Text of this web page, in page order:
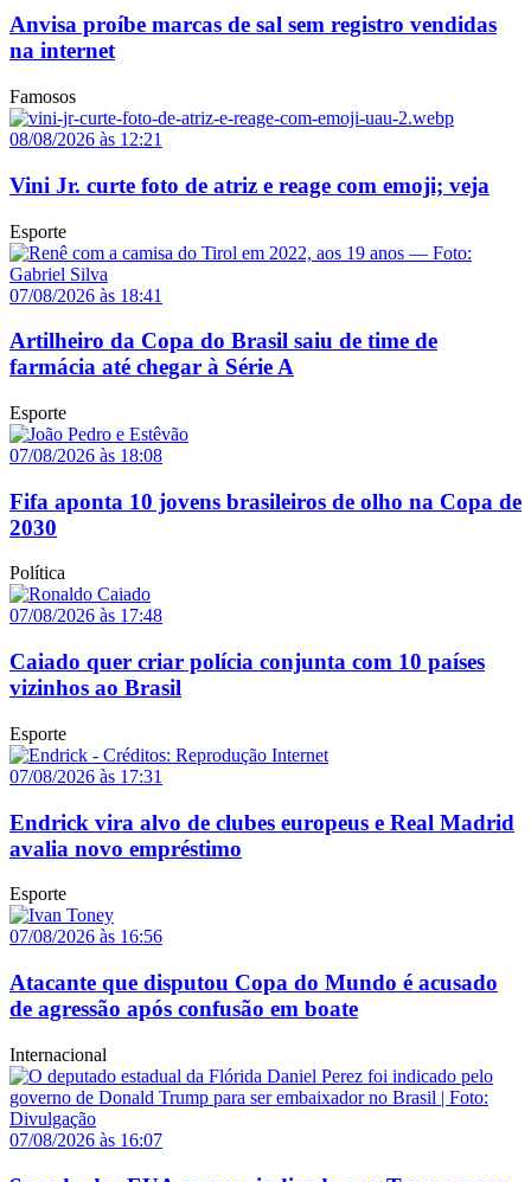
Anvisa proíbe marcas de sal sem registro vendidas
na internet
Famosos
08/08/2026 às 12:21
Vini Jr. curte foto de atriz e reage com emoji; veja
Esporte
07/08/2026 às 18:41
Artilheiro da Copa do Brasil saiu de time de
farmácia até chegar à Série A
Esporte
07/08/2026 às 18:08
Fifa aponta 10 jovens brasileiros de olho na Copa de
2030
Política
07/08/2026 às 17:48
Caiado quer criar polícia conjunta com 10 países
vizinhos ao Brasil
Esporte
07/08/2026 às 17:31
Endrick vira alvo de clubes europeus e Real Madrid
avalia novo empréstimo
Esporte
07/08/2026 às 16:56
Atacante que disputou Copa do Mundo é acusado
de agressão após confusão em boate
Internacional
07/08/2026 às 16:07